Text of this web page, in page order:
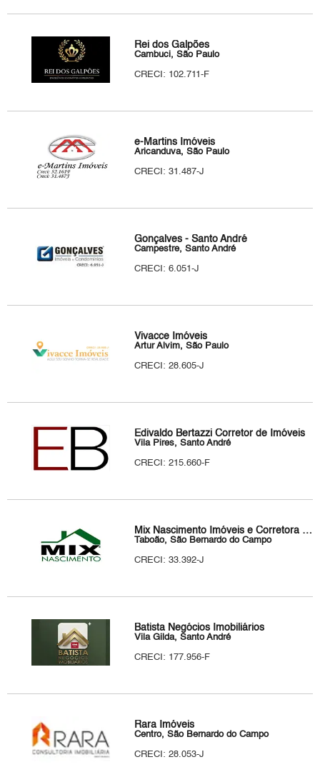
Rei dos Galpões
Cambuci, São Paulo
CRECI: 102.711-F
e-Martins Imóveis
Aricanduva, São Paulo
CRECI: 31.487-J
Gonçalves - Santo André
Campestre, Santo André
CRECI: 6.051-J
Vivacce Imóveis
Artur Alvim, São Paulo
CRECI: 28.605-J
Edivaldo Bertazzi Corretor de Imóveis
Vila Pires, Santo André
CRECI: 215.660-F
Mix Nascimento Imóveis e Corretora de Seguros
Taboão, São Bernardo do Campo
CRECI: 33.392-J
Batista Negócios Imobiliários
Vila Gilda, Santo André
CRECI: 177.956-F
Rara Imóveis
Centro, São Bernardo do Campo
CRECI: 28.053-J